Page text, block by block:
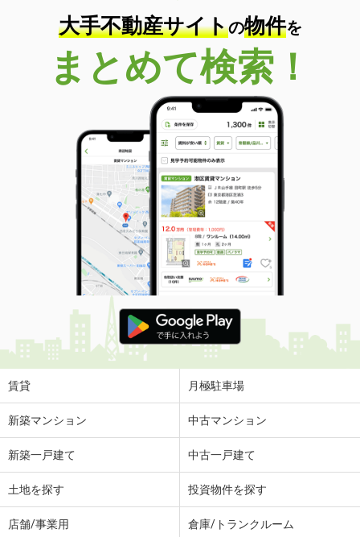
大手不動産サイトの物件を
まとめて検索！
賃貸 月極駐車場
新築マンション 中古マンション
新築一戸建て 中古一戸建て
土地を探す 投資物件を探す
店舗/事業用 倉庫/トランクルーム